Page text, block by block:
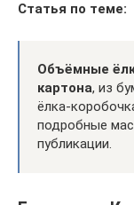
Статья по теме:
Объёмные
картона, из
ёлка-
подробные
публикации.